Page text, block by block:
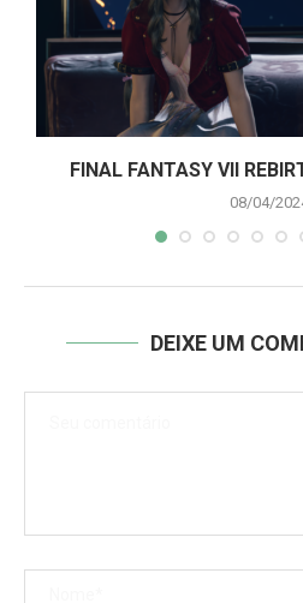
FINAL FANTASY VII
08/04/
DEIXE UM